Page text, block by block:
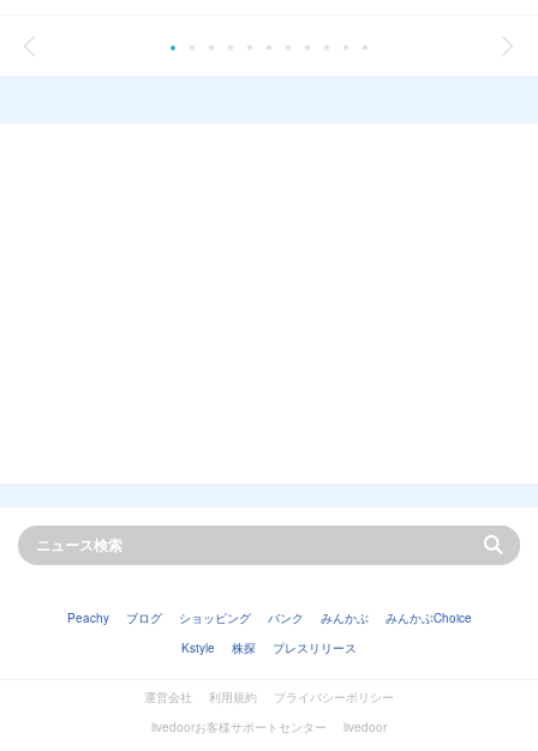
Peachy ブログ ショッピング バンク みんかぶ
みんかぶChoice
Kstyle
株探 プレスリリース
運営会社 利用規約
プライバシーポリシー
livedoorお客様サポートセンター
livedoor